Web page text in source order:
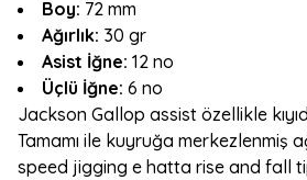
Boy: 72 mm
Ağırlık: 30 gr
Asist İğne: 12 no
Üçlü İğne: 6 no
Jackson Gallop assist özellikle
Tamamı ile kuyruğa merkezlenmiş
speed jigging e hatta rise and fall